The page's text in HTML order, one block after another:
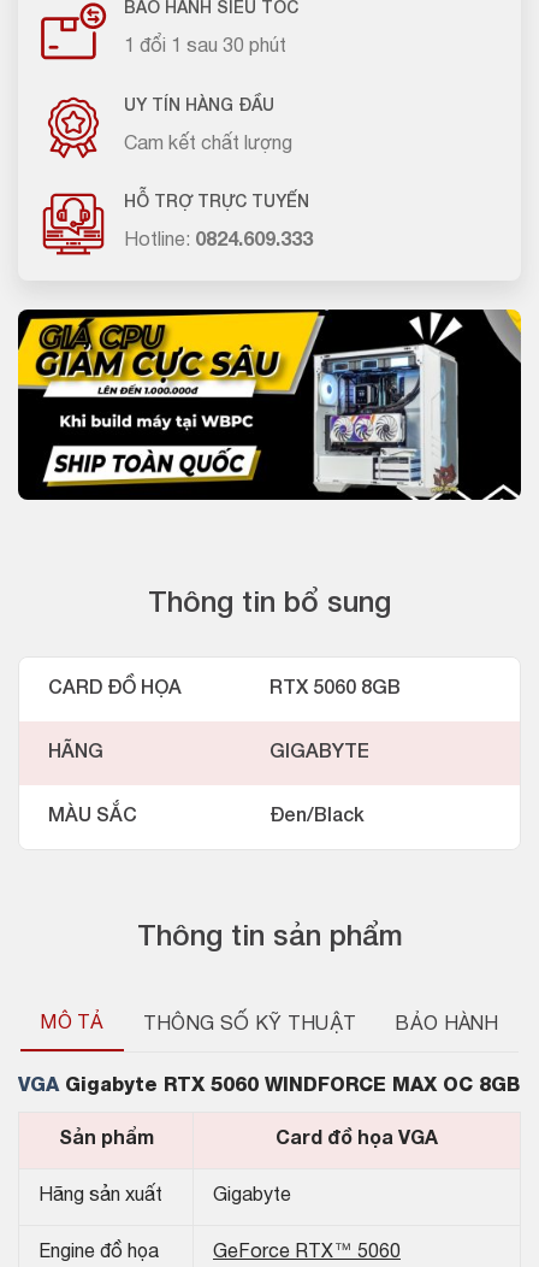
BẢO HÀNH SIÊU TỐC
1 đổi 1 sau 30 phút
UY TÍN HÀNG ĐẦU
Cam kết chất lượng
HỖ TRỢ TRỰC TUYẾN
Hotline: 0824.609.333
Thông tin sản phẩm
MÔ TẢ THÔNG SỐ KỸ THUẬT BẢO HÀNH
VGA Gigabyte RTX 5060 WINDFORCE MAX OC 8GB
Sản phẩm Card đồ họa VGA
Hãng sản xuất Gigabyte
Engine đồ họa GeForce RTX™ 5060
Thông tin bổ sung
CARD ĐỒ HỌA RTX 5060 8GB
HÃNG GIGABYTE
MÀU SẮC Đen/Black